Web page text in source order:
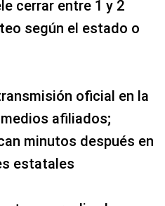
cerrar entre 1 y 2
según el estado o
oficial en la
afiliados;
minutos después en
estatales